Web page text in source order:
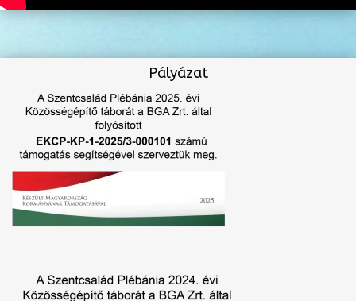
Pályázat